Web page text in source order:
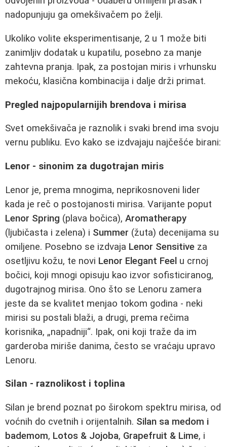
nadopunjuju ga omekšivačem po želji.
Ukoliko volite eksperimentisanje, 2 u 1 može biti
zanimljiv dodatak u kupatilu, posebno za manje
zahtevna pranja. Ipak, za postojan miris i vrhunsku
mekoću, klasična kombinacija i dalje drži primat.
Pregled najpopularnijih brendova i mirisa
Svet omekšivača je raznolik i svaki brend ima svoju
vernu publiku. Evo kako se izdvajaju najčešće birani:
Lenor - sinonim za dugotrajan miris
Lenor je, prema mnogima, neprikosnoveni lider
kada je reč o postojanosti mirisa. Varijante poput
Lenor Spring (plava bočica), Aromatherapy
(ljubičasta i zelena) i Summer (žuta) decenijama su
omiljene. Posebno se izdvaja Lenor Sensitive za
osetljivu kožu, te novi Lenor Elegant Feel u crnoj
bočici, koji mnogi opisuju kao izvor sofisticiranog,
dugotrajnog mirisa. Ono što se Lenoru zamera
jeste da se kvalitet menjao tokom godina - neki
mirisi su postali blaži, a drugi, prema rečima
korisnika, „napadniji“. Ipak, oni koji traže da im
garderoba miriše danima, često se vraćaju upravo
Lenoru.
Silan - raznolikost i toplina
Silan je brend poznat po širokom spektru mirisa, od
voćnih do cvetnih i orijentalnih. Silan sa medom i
bademom, Lotos & Jojoba, Grapefruit & Lime, i